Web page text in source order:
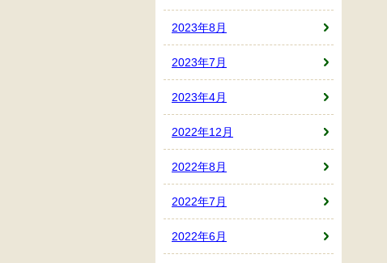
2023年8月
2023年7月
2023年4月
2022年12月
2022年8月
2022年7月
2022年6月